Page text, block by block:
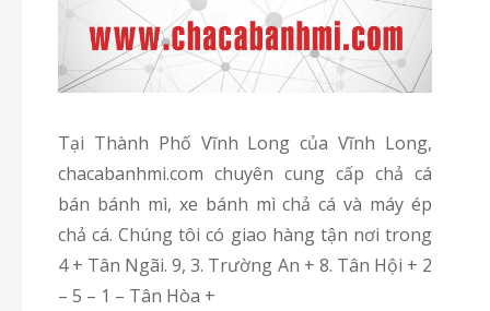
Tại Thành Phố Vĩnh Long của Vĩnh Long,
chacabanhmi.com chuyên cung cấp chả cá
bán bánh mì, xe bánh mì chả cá và máy ép
chả cá. Chúng tôi có giao hàng tận nơi trong
4 + Tân Ngãi. 9, 3. Trường An + 8. Tân Hội + 2
– 5 – 1 – Tân Hòa +